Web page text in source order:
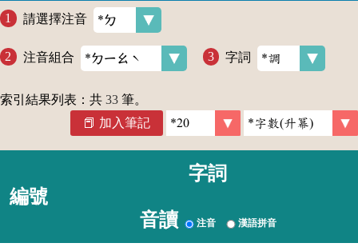
請選擇注音
注音組合 字詞
索引結果列表：共 33 筆。
加入筆記
編號
字詞
音讀 注音 漢語拼音